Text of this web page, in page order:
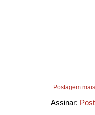
Postagem
Assinar: